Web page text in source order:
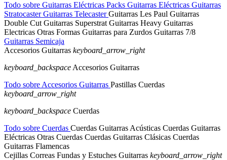
Todo sobre Guitarras Eléctricas Packs Guitarras Eléctricas Guitarras
StratocasterGuitarras TelecasterGuitarras Les Paul Guitarras
Double Cut Guitarras Superstrat Guitarras Heavy Guitarras
Electricas Otras Formas Guitarras para Zurdos Guitarras 7/8
Guitarras Semicaja
Accesorios Guitarras keyboard_arrow_right
keyboard_backspace Accesorios Guitarras
Todo sobre Accesorios Guitarras Pastillas Cuerdas
keyboard_arrow_right
keyboard_backspace Cuerdas
Todo sobre Cuerdas Cuerdas Guitarras Acústicas Cuerdas Guitarras
Eléctricas Otras Cuerdas Cuerdas Guitarras Clásicas Cuerdas
Guitarras Flamencas
Cejillas Correas Fundas y Estuches Guitarras keyboard_arrow_right